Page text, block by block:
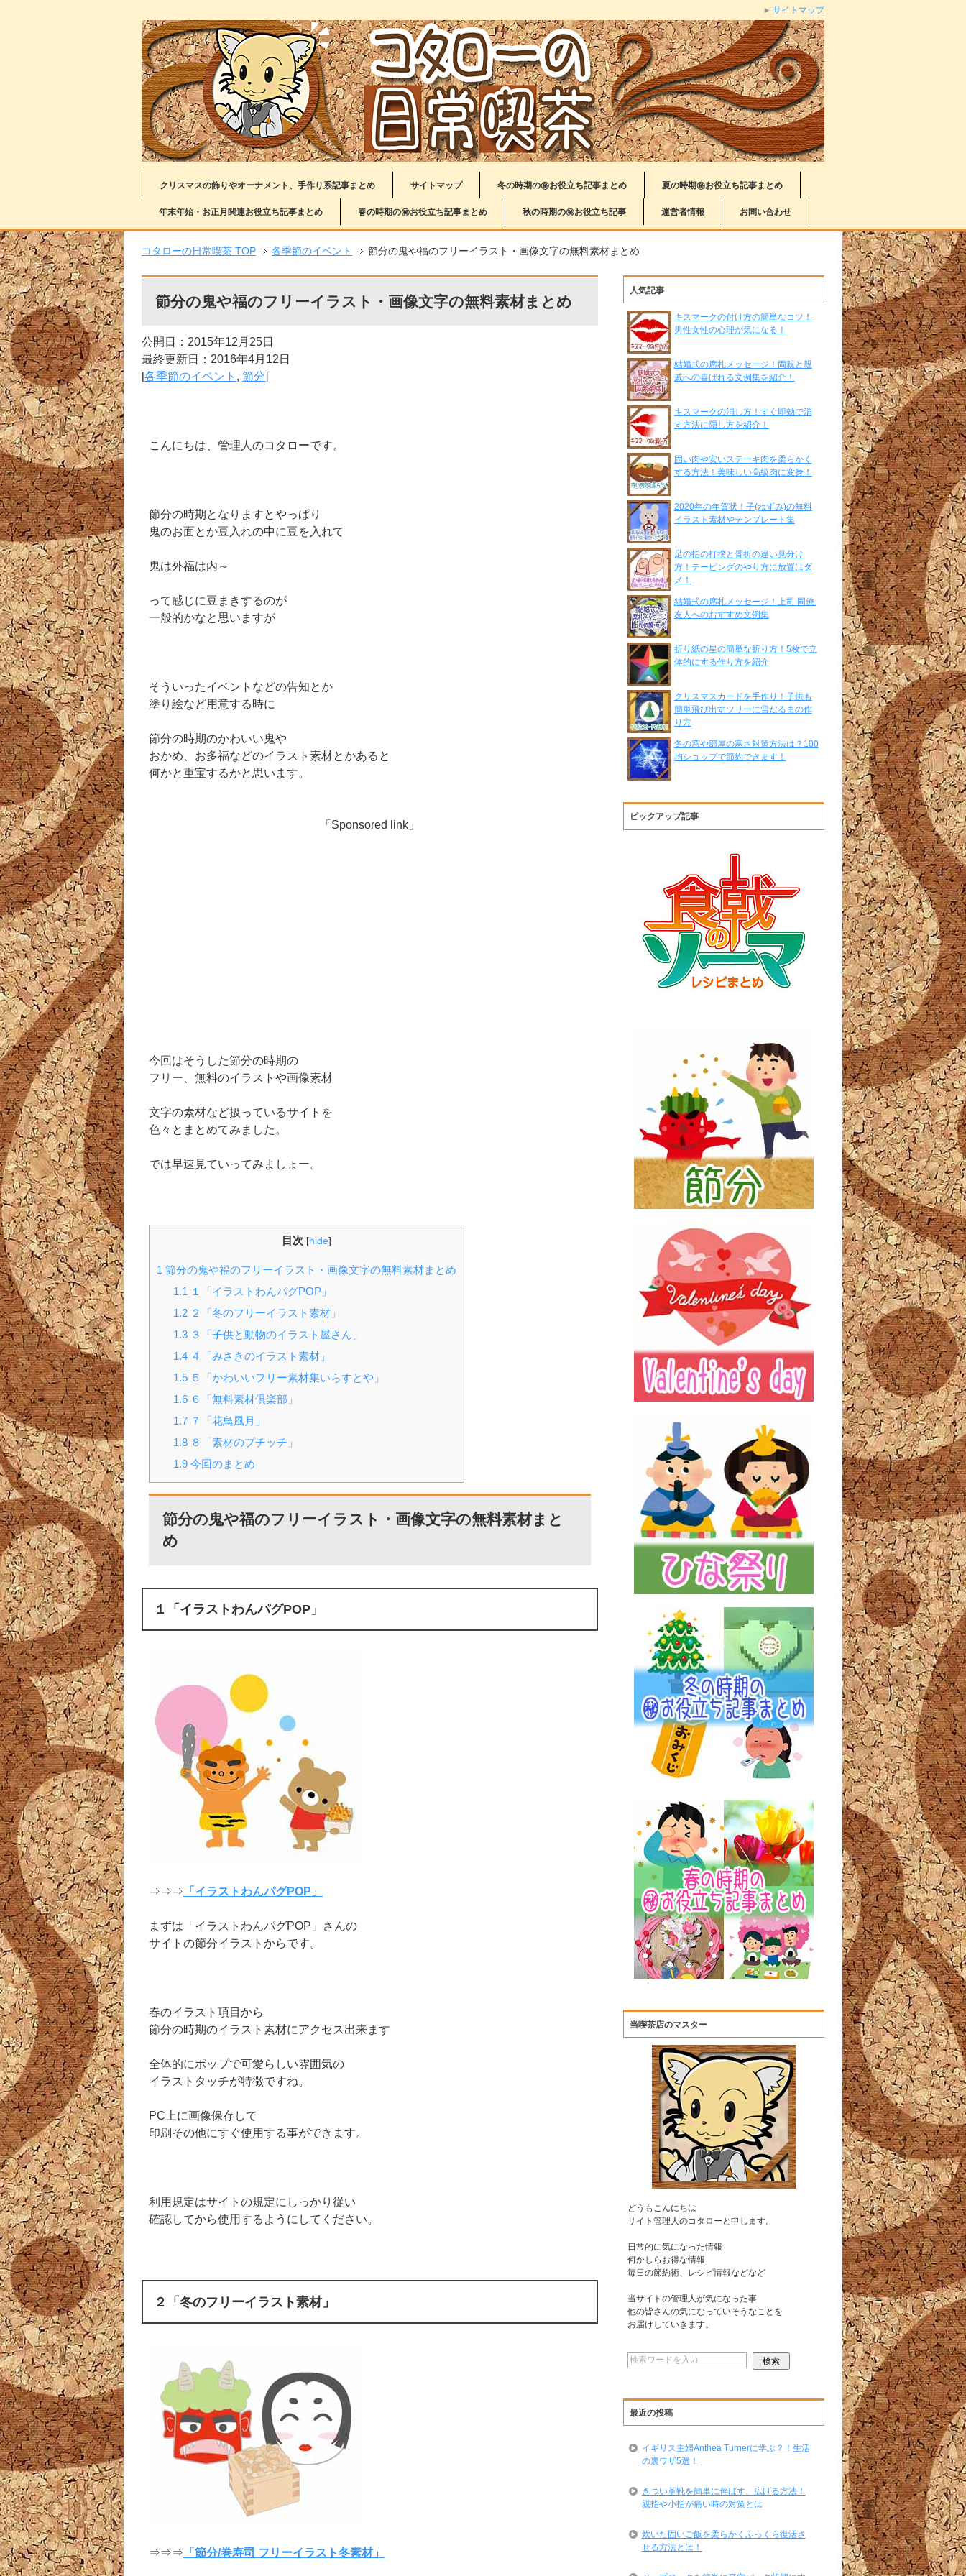
クリスマスの飾りやオーナメント、手作り系記事まとめ サイトマップ 冬の時期の㊙お役立ち記事まとめ 夏の時期㊙お役立ち記事まとめ
年末年始・お正月関連お役立ち記事まとめ 春の時期の㊙お役立ち記事まとめ 秋の時期の㊙お役立ち記事 運営者情報 お問い合わせ
コタローの日常喫茶 TOP 各季節のイベント 節分の鬼や福のフリーイラスト・画像文字の無料素材まとめ
節分の鬼や福のフリーイラスト・画像文字の無料素材まとめ
公開日：2015年12月25日
最終更新日：2016年4月12日
[各季節のイベント , 節分]
こんにちは、管理人のコタローです。
節分の時期となりますとやっぱり
鬼のお面とか豆入れの中に豆を入れて
鬼は外福は内～
って感じに豆まきするのが
一般的かなと思いますが
そういったイベントなどの告知とか
塗り絵など用意する時に
節分の時期のかわいい鬼や
おかめ、お多福などのイラスト素材とかあると
何かと重宝するかと思います。
「Sponsored link」
今回はそうした節分の時期の
フリー、無料のイラストや画像素材
文字の素材など扱っているサイトを
色々とまとめてみました。
では早速見ていってみましょー。
目次 [hide]
1 節分の鬼や福のフリーイラスト・画像文字の無料素材まとめ
1.1 １「イラストわんパグPOP」
1.2２「冬のフリーイラスト素材」
1.3３「子供と動物のイラスト屋さん」
1.4４「みさきのイラスト素材」
1.5５「かわいいフリー素材集いらすとや」
1.6６「無料素材倶楽部」
1.7７「花鳥風月」
1.8８「素材のプチッチ」
1.9今回のまとめ
節分の鬼や福のフリーイラスト・画像文字の無料素材まと
め
１「イラストわんパグPOP」
⇒⇒⇒ 「イラストわんパグPOP」
まずは「イラストわんパグPOP」さんの
サイトの節分イラストからです。
春のイラスト項目から
節分の時期のイラスト素材にアクセス出来ます
全体的にポップで可愛らしい雰囲気の
イラストタッチが特徴ですね。
PC上に画像保存して
印刷その他にすぐ使用する事ができます。
利用規定はサイトの規定にしっかり従い
確認してから使用するようにしてください。
２「冬のフリーイラスト素材」
⇒⇒⇒ 「節分/巻寿司 フリーイラスト冬素材」
人気記事
キスマークの付け方の簡単なコツ！
男性女性の心理が気になる！
結婚式の席札メッセージ！両親と親
戚への喜ばれる文例集を紹介！
キスマークの消し方！すぐ即効で消
す方法に隠し方を紹介！
固い肉や安いステーキ肉を柔らかく
する方法！美味しい高級肉に変身！
2020年の年賀状！子(ねずみ)の無料
イラスト素材やテンプレート集
足の指の打撲と骨折の違い見分け
方！テーピングのやり方に放置はダ
メ！
結婚式の席札メッセージ！上司.同僚.
友人へのおすすめ文例集
折り紙の星の簡単な折り方！5枚で立
体的にする作り方を紹介
クリスマスカードを手作り！子供も
簡単飛び出すツリーに雪だるまの作
り方
冬の窓や部屋の寒さ対策方法は？100
均ショップで節約できます！
ピックアップ記事
当喫茶店のマスター
どうもこんにちは
サイト管理人のコタローと申します。
日常的に気になった情報
何かしらお得な情報
毎日の節約術、レシピ情報などなど
当サイトの管理人が気になった事
他の皆さんの気になっていそうなことを
お届けしていきます。
最近の投稿
イギリス主婦Anthea Turnerに学ぶ？！生活
の裏ワザ5選！
きつい革靴を簡単に伸ばす、広げる方法！
親指や小指が痛い時の対策とは
炊いた固いご飯を柔らかくふっくら復活さ
せる方法とは！
サイトマップ